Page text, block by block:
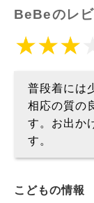
BeBeのレ
普段着には
相応の質の
す。お出か
す。
こどもの情報